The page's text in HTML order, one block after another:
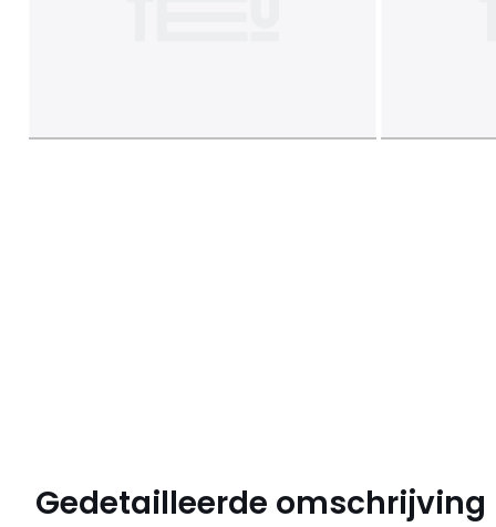
Gedetailleerde omschrijving